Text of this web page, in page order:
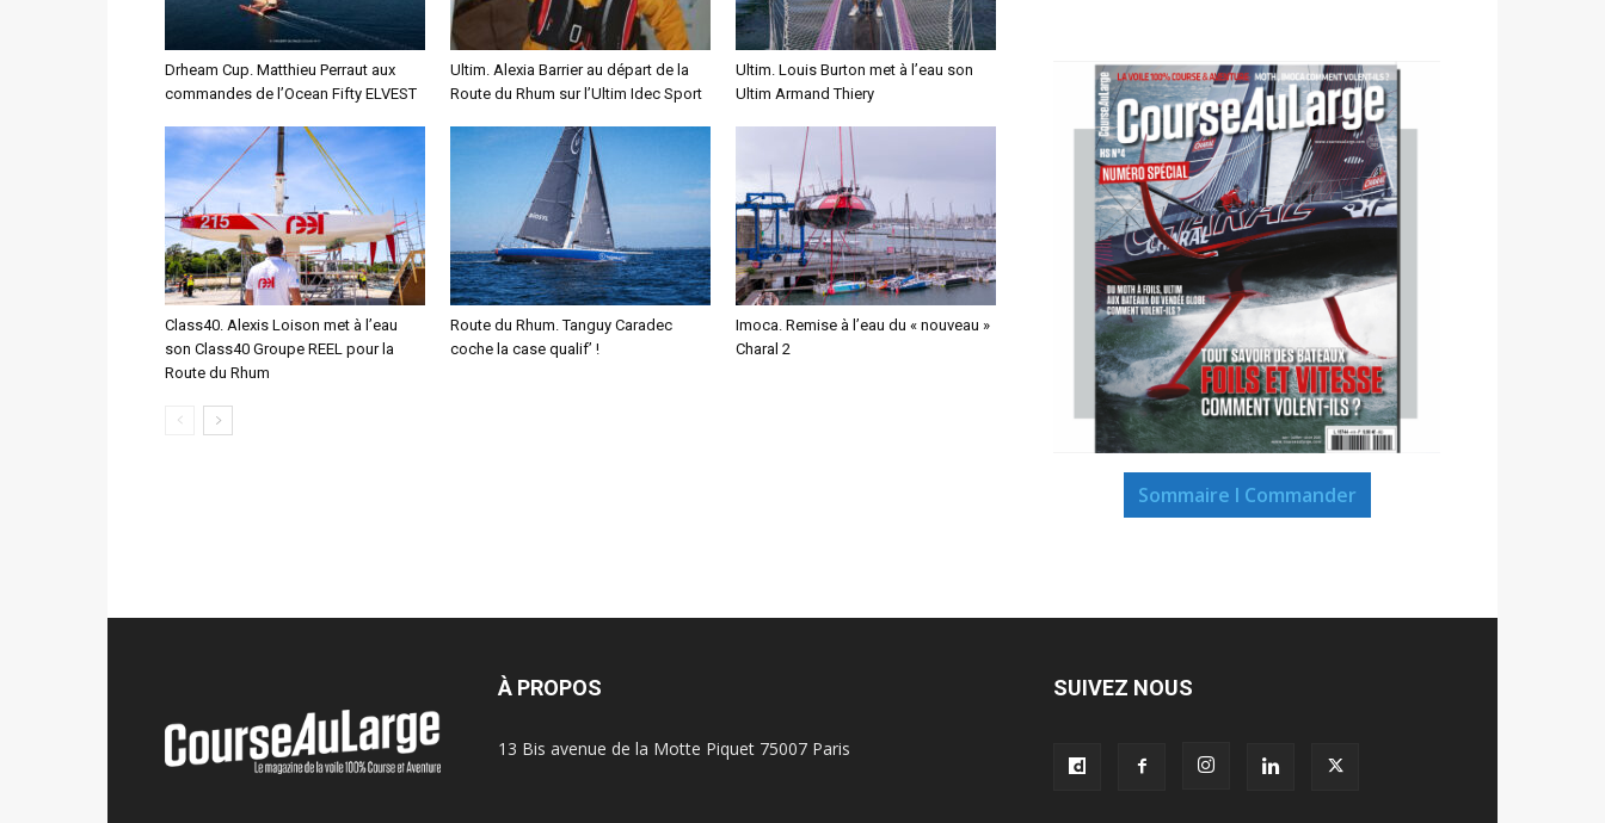
Drheam Cup. Matthieu Perraut aux
commandes de l’Ocean Fifty ELVEST
Ultim. Alexia Barrier au départ de la
Route du Rhum sur l’Ultim Idec Sport
Ultim. Louis Burton met à l’eau son
Ultim Armand Thiery
Class40. Alexis Loison met à l’eau
son Class40 Groupe REEL pour la
Route du Rhum
Route du Rhum. Tanguy Caradec
coche la case qualif’ !
Imoca. Remise à l’eau du « nouveau »
Charal 2
Sommaire I Commander
À PROPOS
13 Bis avenue de la Motte Piquet 75007 Paris
SUIVEZ NOUS